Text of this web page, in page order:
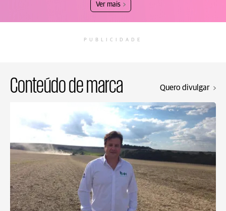
Ver mais
PUBLICIDADE
Conteúdo de marca Quero divulgar